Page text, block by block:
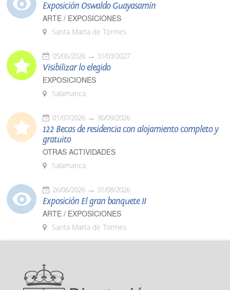
Exposición Oswaldo Guayasamín
ARTE / EXPOSICIONES
Santa Marta de Tormes
05/06/2026 31/03/2027
Visibilizar lo elegido
EXPOSICIONES
Salamanca
01/07/2026 30/09/2026
122 Becas de residencia con alojamiento completo y
gratuito
OTRAS ACTIVIDADES
Salamanca
26/06/2026 31/08/2026
Exposición El gran banquete II
ARTE / EXPOSICIONES
Santa Marta de Tormes